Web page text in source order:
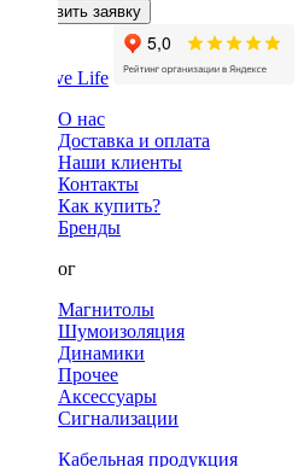
Оставить заявку
О нас
Доставка и оплата
Наши клиенты
Контакты
Как купить?
Бренды
Каталог
Магнитолы
Шумоизоляция
Динамики
Прочее
Аксессуары
Сигнализации
Кабельная продукция